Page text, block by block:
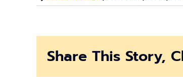
Share This Story,